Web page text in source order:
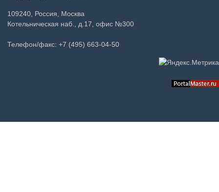
109240, Россия, Москва
Котельническая наб., д.17, офис №300
Телефон/факс: +7 (495) 663-04-50